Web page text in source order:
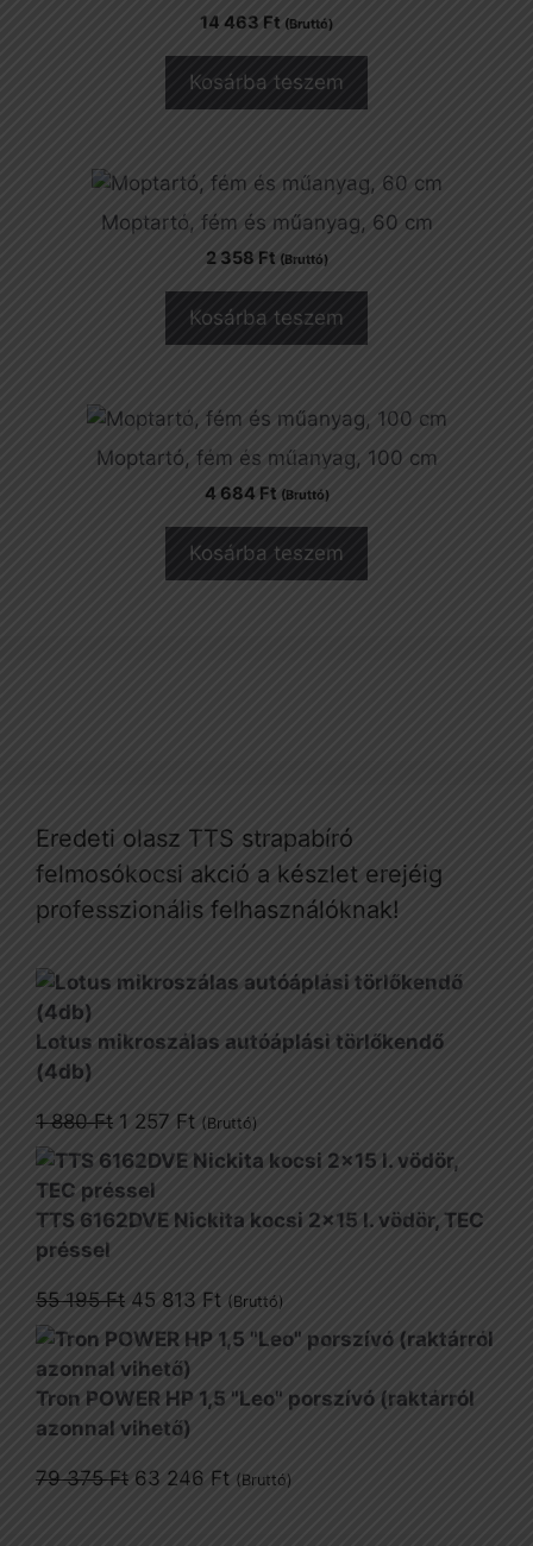
14 463 Ft (Bruttó)
Kosárba teszem
Moptartó, fém és műanyag, 60 cm
2 358 Ft (Bruttó)
Kosárba teszem
Moptartó, fém és műanyag, 100 cm
4 684 Ft (Bruttó)
Kosárba teszem
Eredeti olasz TTS strapabíró
felmosókocsi akció a készlet erejéig
professzionális felhasználóknak!
Lotus mikroszálas autóáplási törlőkendő
(4db)
1 880Ft Original
price
was:
1
1 257 FtCurrent
price
(Bruttó)
TTS 6162DVE Nickita kocsi 2x15 l. vödör, TEC
préssel
55 195Ft Original
price
was:
55
195 Ft.
45 813 Ft Current
price
is:
45
(Bruttó)
Tron POWER HP 1,5 "Leo" porszívó (raktárról
azonnal vihető)
79 375Ft Original
63 246 FtCurrent
(Bruttó)